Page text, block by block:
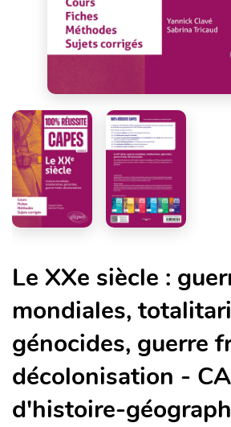
Le XXe siècle :
mondiales,
génocides, guerre
décolonisation -
d'histoire-